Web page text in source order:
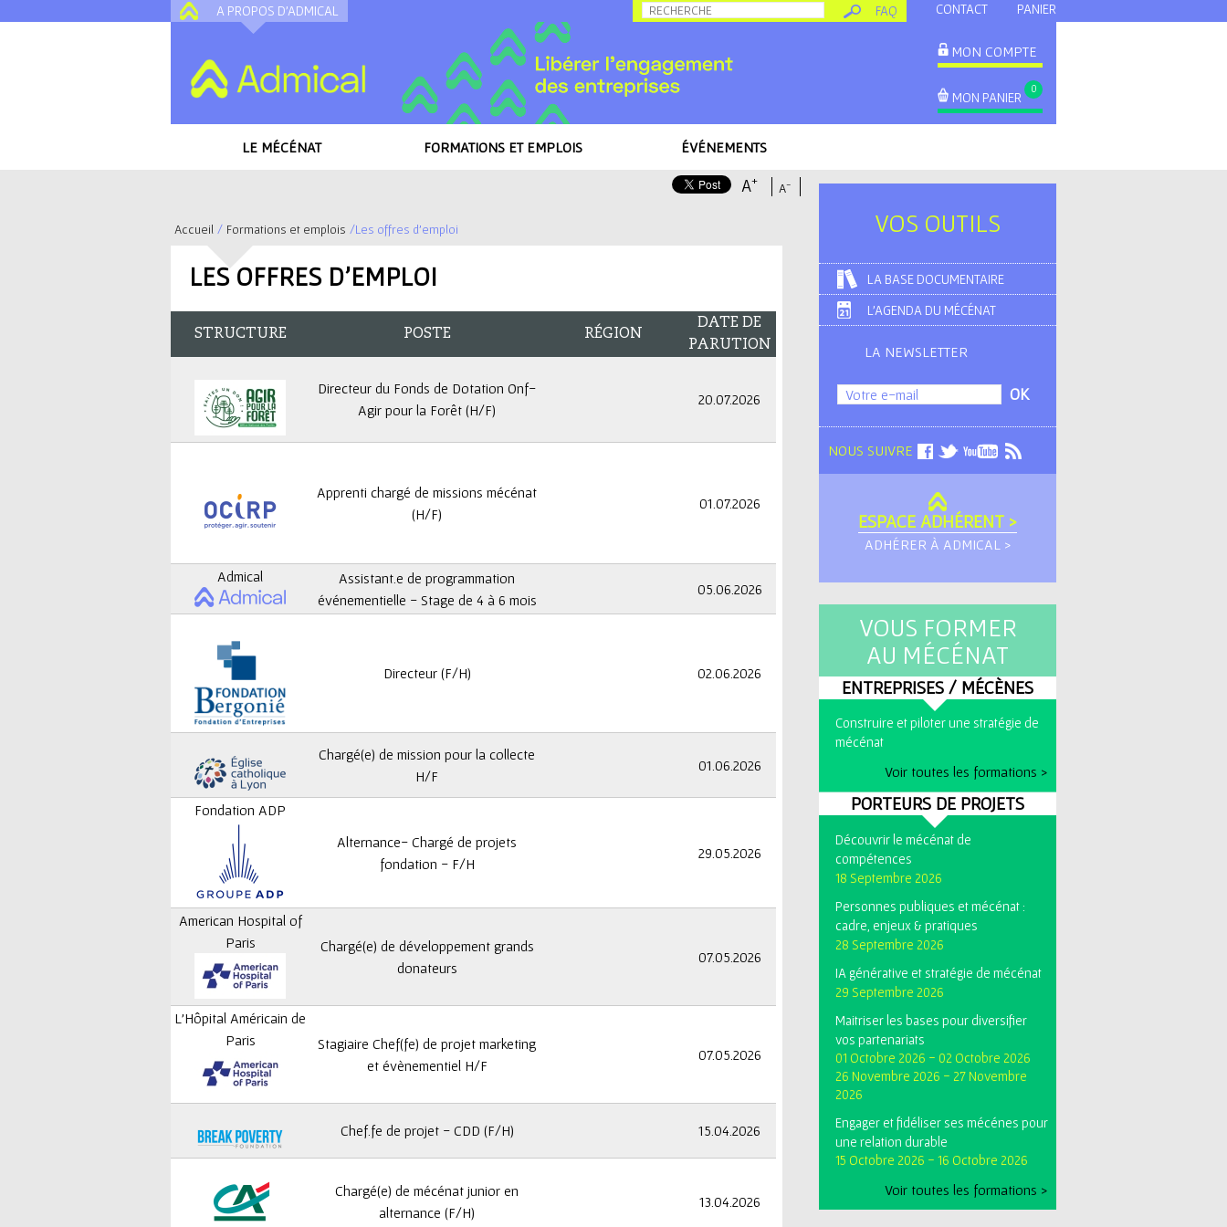
Allez au contenu
A PROPOS D'ADMICAL CONTACT PANIER
FAQ
MON COMPTE
MON PANIER
0
LE MÉCÉNAT FORMATIONS ET EMPLOIS ÉVÉNEMENTS
A-
A+
t
i
Accueil / Formations et emplois /Les offres d'emploi
LES OFFRES D'EMPLOI
STRUCTURE POSTE RÉGION
DATE DE
PARUTION
Directeur du Fonds de Dotation Onf-
Agir pour la Forêt (H/F)
20.07.2026
Apprenti chargé de missions mécénat
(H/F)
01.07.2026
Admical
Assistant.e de programmation
événementielle - Stage de 4 à 6 mois
05.06.2026
Directeur (F/H) 02.06.2026
Chargé(e) de mission pour la collecte
H/F
01.06.2026
Fondation ADP
Alternance- Chargé de projets
fondation - F/H
29.05.2026
American Hospital of
Paris
Chargé(e) de développement grands
donateurs
07.05.2026
L'Hôpital Américain de
Paris
Stagiaire Chef(fe) de projet marketing
et évènementiel H/F
07.05.2026
Chef.fe de projet - CDD (F/H) 15.04.2026
Chargé(e) de mécénat junior en
alternance (F/H)
13.04.2026
VOS OUTILS
LA BASE DOCUMENTAIRE
L'AGENDA DU MÉCÉNAT
LA NEWSLETTER
NOUS SUIVRE
ESPACE ADHÉRENT >
ADHÉRER À ADMICAL >
VOUS FORMER
AU MÉCÉNAT
ENTREPRISES / MÉCÈNES
Construire et piloter une stratégie de
mécénat
Voir toutes les formations >
PORTEURS DE PROJETS
Découvrir le mécénat de
compétences
18 Septembre 2026
Personnes publiques et mécénat :
cadre, enjeux & pratiques
28 Septembre 2026
IA générative et stratégie de mécénat
29 Septembre 2026
Maitriser les bases pour diversifier
vos partenariats
01 Octobre 2026 - 02 Octobre 2026
26 Novembre 2026 - 27 Novembre
2026
Engager et fidéliser ses mécénes pour
une relation durable
15 Octobre 2026 - 16 Octobre 2026
Voir toutes les formations >